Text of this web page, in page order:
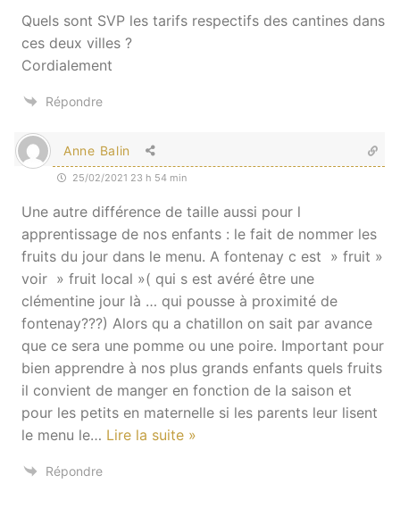
Quels sont SVP les tarifs respectifs des cantines dans
ces deux villes ?
Cordialement
Répondre
Anne Balin
25/02/2021 23 h 54 min
Une autre différence de taille aussi pour l
apprentissage de nos enfants : le fait de nommer les
fruits du jour dans le menu. A fontenay c est » fruit »
voir » fruit local »( qui s est avéré être une
clémentine jour là … qui pousse à proximité de
fontenay???) Alors qu a chatillon on sait par avance
que ce sera une pomme ou une poire. Important pour
bien apprendre à nos plus grands enfants quels fruits
il convient de manger en fonction de la saison et
pour les petits en maternelle si les parents leur lisent
le menu le… Lire la suite »
Répondre